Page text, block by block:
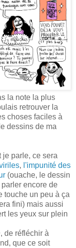
la note la plus
retrouver la
choses faciles à
dessins de ma
je parle, ce sera
, l'impunité des
(ouache, le dessin
encore de
touche un peu à ça
fini) mais aussi
les yeux sur plein
de réfléchir à
que ce soit